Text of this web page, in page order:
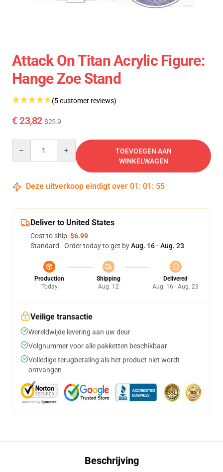
Attack On Titan Acrylic Figure:
Hange Zoe Stand
(5 customer reviews)
€ 23,82 $25.9
TOEVOEGEN AAN
WINKELWAGEN
Deze uitverkoop eindigt over 01 : 01 : 54
Deliver to United States
Cost to ship:$6.99
Standard - Order today to get byAug. 16 - Aug. 23
Production
Today
Shipping
Aug. 12
Delivered
Aug. 16 - Aug. 23
Veilige transactie
Wereldwijde levering aan uw deur
Volgnummer voor alle pakketten beschikbaar
Volledige terugbetaling als het product niet wordt
ontvangen
Beschrijving